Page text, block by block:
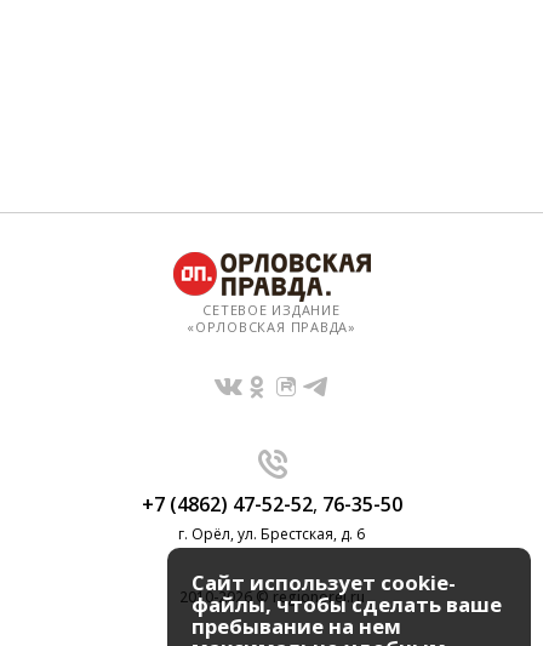
СЕТЕВОЕ ИЗДАНИЕ
«ОРЛОВСКАЯ ПРАВДА»
+7 (4862) 47-52-52, 76-35-50
г. Орёл, ул. Брестская, д. 6
2010-2026 © regionorel.ru
Сайт использует cookie-
файлы, чтобы сделать ваше
пребывание на нем